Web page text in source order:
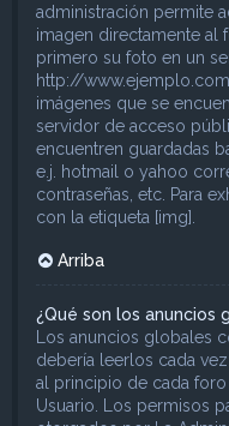
administración permite
imagen directamente al
primero su foto en un
http://
imágenes que se
servidor de acceso
encuentren guardadas
e.j. hotmail o yahoo
contraseñas, etc. Para
con la etiqueta [img].
Arriba
¿Qué son los anuncios
Los anuncios globales
debería leerlos cada
al principio de cada
Usuario. Los permisos